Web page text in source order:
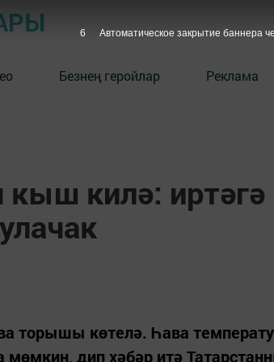
Безнең геройлар Реклама
кыш килә: иртәгә
торышы көтелә. Һава
мөмкин, дип хәбәр итә
5 Автоматическое закрытие баннера